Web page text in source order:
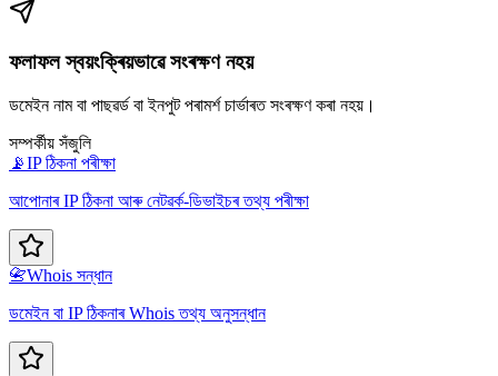
ফলাফল স্বয়ংক্ৰিয়ভাৱে সংৰক্ষণ নহয়
ডমেইন নাম বা পাছৱৰ্ড বা ইনপুট পৰামৰ্শ চাৰ্ভাৰত সংৰক্ষণ কৰা নহয়।
সম্পৰ্কীয় সঁজুলি
📡IP ঠিকনা পৰীক্ষা
আপোনাৰ IP ঠিকনা আৰু নেটৱৰ্ক-ডিভাইচৰ তথ্য পৰীক্ষা
📇Whois সন্ধান
ডমেইন বা IP ঠিকনাৰ Whois তথ্য অনুসন্ধান